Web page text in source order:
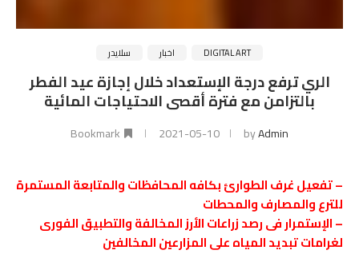
DIGITAL ART اخبار سلايدر
الري ترفع درجة الإستعداد خلال إجازة عيد الفطر
بالتزامن مع فترة أقصى الاحتياجات المائية
byAdmin
2021-05-10
Bookmark
– تفعيل غرف الطوارئ بكافه المحافظات والمتابعة المستمرة
للترع والمصارف والمحطات
– الإستمرار فى رصد زراعات الأرز المخالفة والتطبيق الفورى
لغرامات تبديد المياه على المزارعين المخالفين